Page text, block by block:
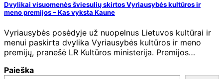
Dvylikai visuomenės šviesulių skirtos Vyriausybės kultūros ir
meno premijos – Kas vyksta Kaune
Vyriausybės posėdyje už nuopelnus Lietuvos kultūrai ir
menui paskirta dvylika Vyriausybės kultūros ir meno
premijų, pranešė LR Kultūros ministerija. Premijos…
Paieška